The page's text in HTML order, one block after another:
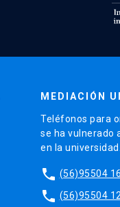
MEDIACIÓN
Teléfonos para
se ha vulnerado
en la universidad.
phone (56)95504
phone (56)95504